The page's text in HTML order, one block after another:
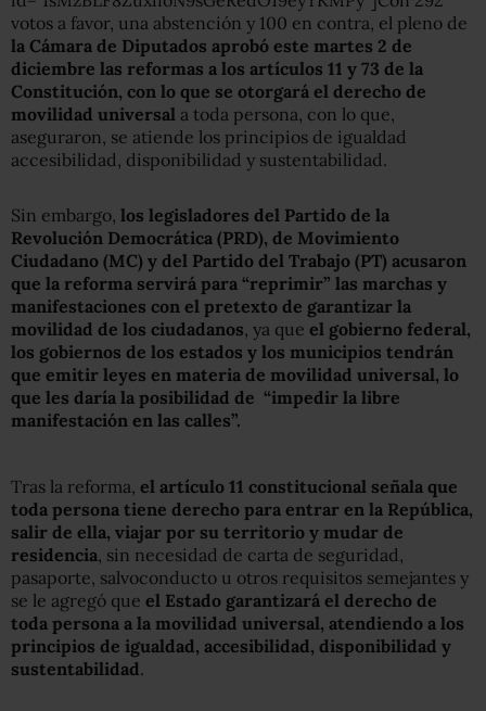
votos a favor, una abstención y 100 en contra, el pleno de
la Cámara de Diputados aprobó este martes 2 de
diciembre las reformas a los artículos 11 y 73 de la
Constitución, con lo que se otorgará el derecho de
movilidad universal a toda persona, con lo que,
aseguraron, se atiende los principios de igualdad
accesibilidad, disponibilidad y sustentabilidad.
Sin embargo, los legisladores del Partido de la
Revolución Democrática (PRD), de Movimiento
Ciudadano (MC) y del Partido del Trabajo (PT) acusaron
que la reforma servirá para “reprimir” las marchas y
manifestaciones con el pretexto de garantizar la
movilidad de los ciudadanos, ya que el gobierno federal,
los gobiernos de los estados y los municipios tendrán
que emitir leyes en materia de movilidad universal, lo
que les daría la posibilidad de “impedir la libre
manifestación en las calles”.
Tras la reforma, el artículo 11 constitucional señala que
toda persona tiene derecho para entrar en la República,
salir de ella, viajar por su territorio y mudar de
residencia, sin necesidad de carta de seguridad,
pasaporte, salvoconducto u otros requisitos semejantes y
se le agregó que el Estado garantizará el derecho de
toda persona a la movilidad universal, atendiendo a los
principios de igualdad, accesibilidad, disponibilidad y
sustentabilidad.